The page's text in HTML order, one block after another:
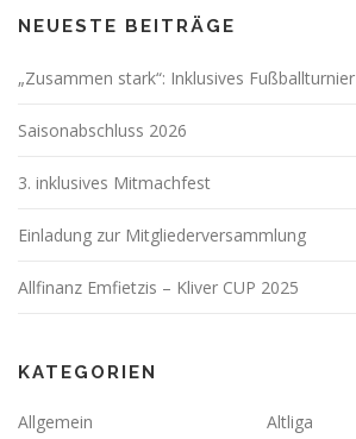
NEUESTE BEITRÄGE
„Zusammen stark“: Inklusives Fußballturnier
Saisonabschluss 2026
3. inklusives Mitmachfest
Einladung zur Mitgliederversammlung
Allfinanz Emfietzis – Kliver CUP 2025
KATEGORIEN
Allgemein
Altliga